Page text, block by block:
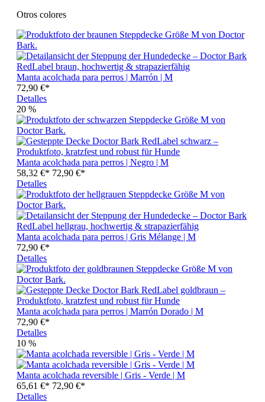
Otros colores
Manta acolchada para perros | Marrón | M
72,90 €*
Detalles
20 %
Manta acolchada para perros | Negro | M
58,32 €* 72,90 €*
Detalles
Manta acolchada para perros | Gris Mélange | M
72,90 €*
Detalles
Manta acolchada para perros | Marrón Dorado | M
72,90 €*
Detalles
10 %
Manta acolchada reversible | Gris - Verde | M
65,61 €* 72,90 €*
Detalles